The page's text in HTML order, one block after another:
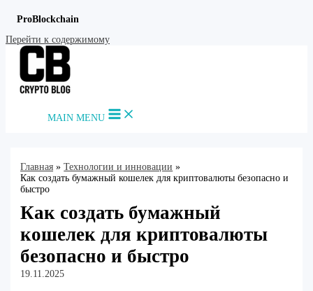
ProBlockchain
Перейти к содержимому
MAIN MENU
Главная
Технологии и инновации
Как создать бумажный кошелек для криптовалюты безопасно и
быстро
Как создать бумажный
кошелек для криптовалюты
безопасно и быстро
19.11.2025